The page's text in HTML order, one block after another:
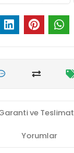
ve Teslimat
Yorumlar